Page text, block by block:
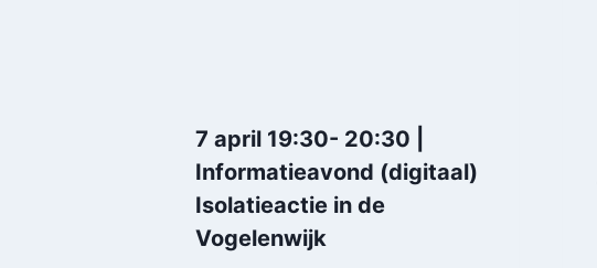
7 april 19:30- 20:30 |
Informatieavond (digitaal)
Isolatieactie in de
Vogelenwijk